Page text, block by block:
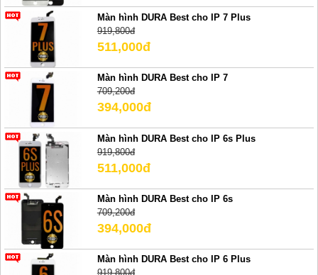
Màn hình DURA Best cho IP 7 Plus
919,800đ
511,000đ
Màn hình DURA Best cho IP 7
709,200đ
394,000đ
Màn hình DURA Best cho IP 6s Plus
919,800đ
511,000đ
Màn hình DURA Best cho IP 6s
709,200đ
394,000đ
Màn hình DURA Best cho IP 6 Plus
919,800đ